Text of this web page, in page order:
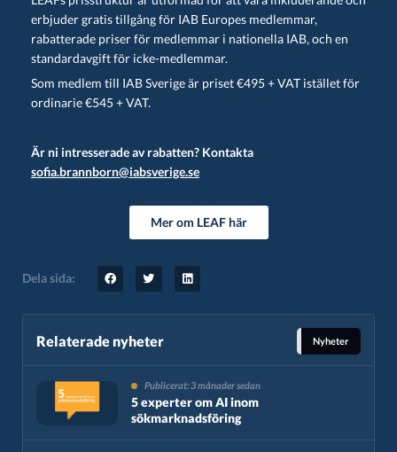
erbjuder gratis tillgång för IAB Europes medlemmar,
rabatterade priser för medlemmar i nationella IAB, och en
standardavgift för icke-medlemmar.
Som medlem till IAB Sverige är priset €495 + VAT istället för
ordinarie €545 + VAT.
Är ni intresserade av rabatten? Kontakta
sofia.brannborn@iabsverige.se
Mer om LEAF här
Dela sida:
Relaterade nyheter Nyheter
Publicerat: 3 månader sedan
5 experter om AI inom
sökmarknadsföring